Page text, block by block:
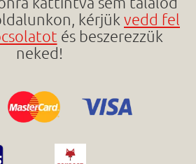
kérjük vedd fel
és beszerezzük
neked!